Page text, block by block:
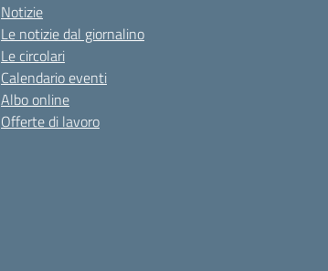
Notizie
Le notizie dal giornalino
Le circolari
Calendario eventi
Albo online
Offerte di lavoro